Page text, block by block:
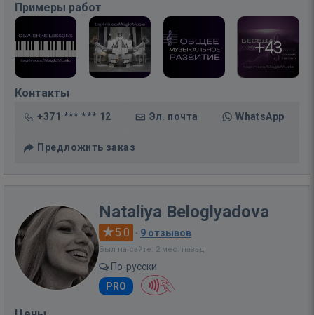
Примеры работ
+43
Контакты
+371 *** *** 12 Эл. почта WhatsApp
Предложить заказ
Nataliya Beloglyadova
5.0 · 9 отзывов
Был на сайте: 2 мес. назад
По-русски
PRO